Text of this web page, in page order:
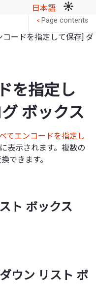
日本語
コードを指定して保存] ダ
を指定し
ボックス
てエンコードを指定し
表示されます。複数の
できます。
ト ボックス
ウン リスト ボ
< Page contents